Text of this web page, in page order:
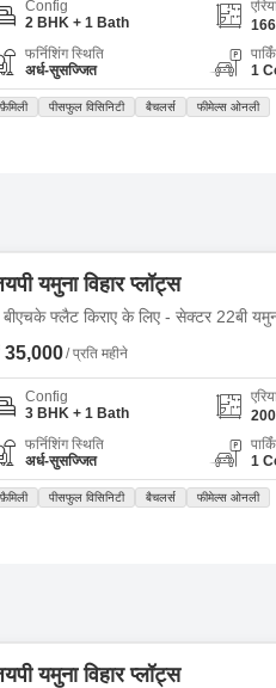
Config
2 BHK + 1 Bath
166
फर्निशिंग स्थिति
अर्ध-सुसज्जित
1
फ़ैमिली पीसफुल विसिनिटी बैचलर्स फीमेल्स ओनली
यमुना विहार प्लॉट्स
फ्लैट किराए के लिए - सेक्टर 22बी
35,000/ प्रति महीने
Config
3 BHK + 1 Bath
200
फर्निशिंग स्थिति
अर्ध-सुसज्जित
1
फ़ैमिली पीसफुल विसिनिटी बैचलर्स फीमेल्स ओनली
यमुना विहार प्लॉट्स